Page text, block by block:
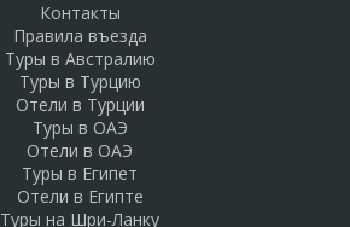
Контакты
Правила въезда
Туры в Австралию
Туры в Турцию
Отели в Турции
Туры в ОАЭ
Отели в ОАЭ
Туры в Египет
Отели в Египте
Туры на Шри-Ланку